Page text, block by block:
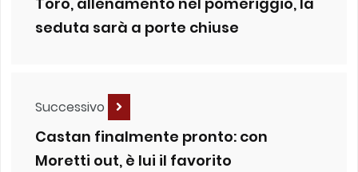
Toro, allenamento nel pomeriggio, la
seduta sarà a porte chiuse
Successivo
Castan finalmente pronto: con
Moretti out, è lui il favorito